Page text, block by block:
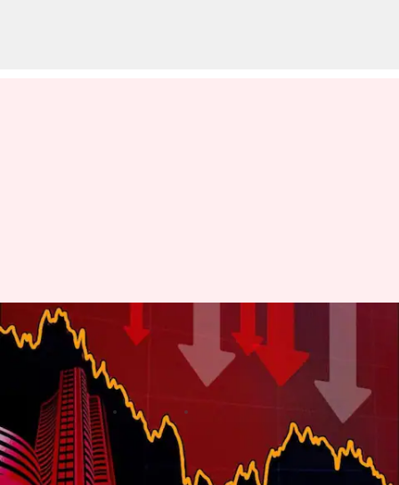
शेयर बाजार में गिरावट से निवेशकों के
2 लाख करोड़ डूबे, क्या है मंदी की
वजह?
बिश्वजीत कुमार Jul 08, 2026
क्या है खबर?